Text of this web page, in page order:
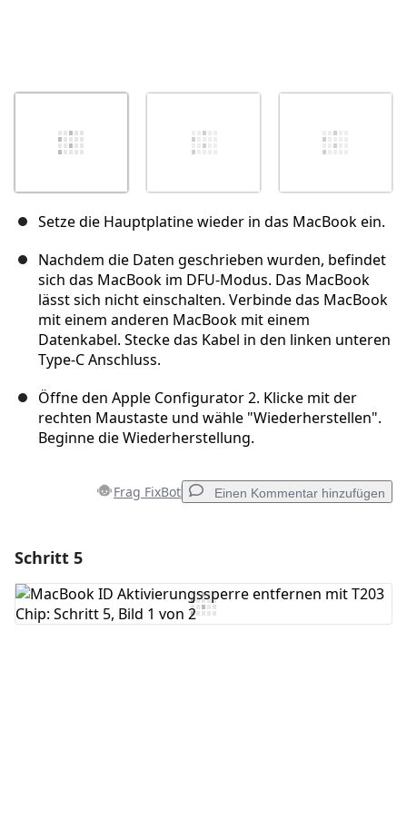
Setze die Hauptplatine wieder in das MacBook ein.
Nachdem die Daten geschrieben wurden, befindet
sich das MacBook im DFU-Modus. Das MacBook
lässt sich nicht einschalten. Verbinde das MacBook
mit einem anderen MacBook mit einem
Datenkabel. Stecke das Kabel in den linken unteren
Type-C Anschluss.
Öffne den Apple Configurator 2. Klicke mit der
rechten Maustaste und wähle "Wiederherstellen".
Beginne die Wiederherstellung.
Frag FixBot Einen Kommentar hinzufügen
Kommentar hinzufügen
Schritt 5